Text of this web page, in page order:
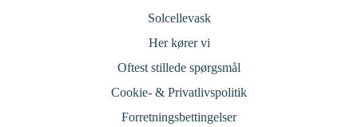
Solcellevask
Her kører vi
Oftest stillede spørgsmål
Cookie- & Privatlivspolitik
Forretningsbettingelser